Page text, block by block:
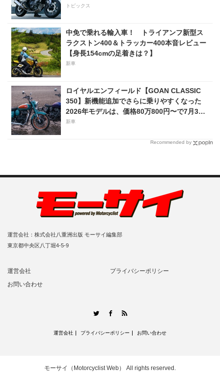
化!? 完全に「旧CB400SF」を超えた!?
トピックス
中免で乗れる輸入車！ トライアンフ新型ス
ラクストン400＆トラッカー400本音レビュー
【身長154cmの足着きは？】
新車
ロイヤルエンフィールド【GOAN CLASSIC
350】新機能追加でさらに乗りやすくなった
2026年モデルは、価格80万800円〜で7月31
日発売！
新車
Recommended by
運営会社：株式会社八重洲出版 モーサイ編集部
東京都中央区八丁堀4-5-9
運営会社
プライバシーポリシー
お問い合わせ
TwitterFacebook
運営会社 プライバシーポリシー お問い合わせ
モーサイ（Motorcyclist Web） All rights reserved.